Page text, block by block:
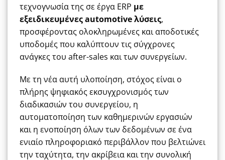
τεχνογνωσία της σε έργα ERP με
εξειδικευμένες automotive λύσεις,
προσφέροντας ολοκληρωμένες και αποδοτικές
υποδομές που καλύπτουν τις σύγχρονες
ανάγκες του after-sales και των συνεργείων.
Με τη νέα αυτή υλοποίηση, στόχος είναι ο
πλήρης ψηφιακός εκσυγχρονισμός των
διαδικασιών του συνεργείου, η
αυτοματοποίηση των καθημερινών εργασιών
και η ενοποίηση όλων των δεδομένων σε ένα
ενιαίο πληροφοριακό περιβάλλον που βελτιώνει
την ταχύτητα, την ακρίβεια και την συνολική